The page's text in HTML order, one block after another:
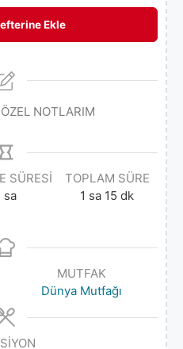
Ekle
NOTLARIM
SÜRESI
sa
TOPLAM SÜRE
1 sa 15 dk
MUTFAK
Dünya Mutfağı